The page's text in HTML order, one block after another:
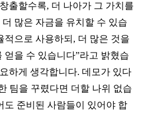
출할수록, 더 나아가 그 가치를
많은 자금을 유치할 수 있습
적으로 사용하되, 더 많은 것을
얻을 수 있습니다”라고 밝혔습
하게 생각합니다. 데모가 있다
팀을 꾸렸다면 더할 나위 없습
도 준비된 사람들이 있어야 합